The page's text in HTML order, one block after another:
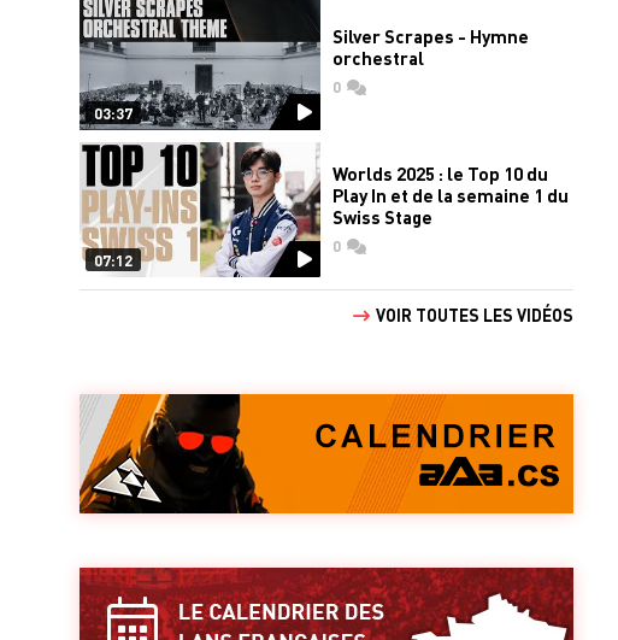
03:37
Silver Scrapes - Hymne
orchestral
0commentaires
07:12
Worlds 2025 : le Top 10 du
Play In et de la semaine 1 du
Swiss Stage
0commentaires
VOIR TOUTES LES VIDÉOS